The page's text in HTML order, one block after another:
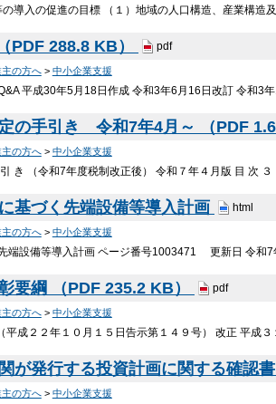
導入の促進の目標 （１）地域の人口構造、産業構造
288.8 KB） pdf
の方へ> 中小企業支援
平成30年5月18日作成 令和3年6月16日改訂 令和3
の手引き 令和7年4月～ （PDF 1.6
の方へ> 中小企業支援
き （令和7年度税制改正後） 令和７年４月版 目 次
基づく先端設備等導入計画 html
の方へ> 中小企業支援
端設備等導入計画 ページ番号1003471 更新日 令和7
要綱 （PDF 235.2 KB） pdf
の方へ> 中小企業支援
平成２２年１０月１５日告示第１４９号） 改正 平成
が発行する投資計画に関する確認
の方へ> 中小企業支援